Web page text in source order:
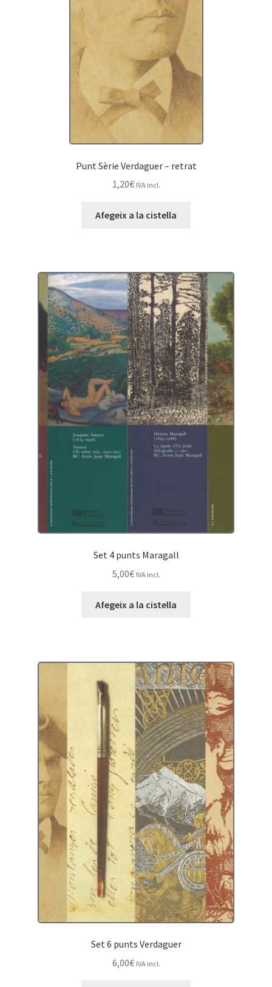
Punt Sèrie Verdaguer – retrat
1,20€ IVA incl.
Afegeix a la cistella
Set 4 punts Maragall
5,00€ IVA incl.
Afegeix a la cistella
Set 6 punts Verdaguer
6,00€ IVA incl.